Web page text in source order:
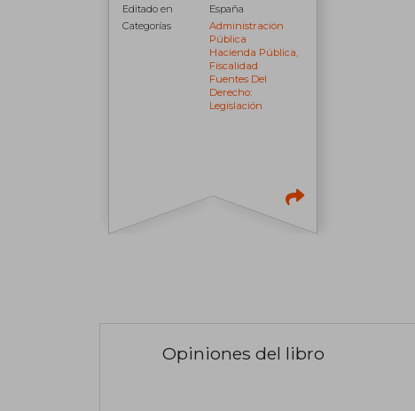
Editado en
España
Categorías
Administración
Pública
Hacienda Pública,
Fiscalidad
Fuentes Del
Derecho:
Legislación
Opiniones del libro